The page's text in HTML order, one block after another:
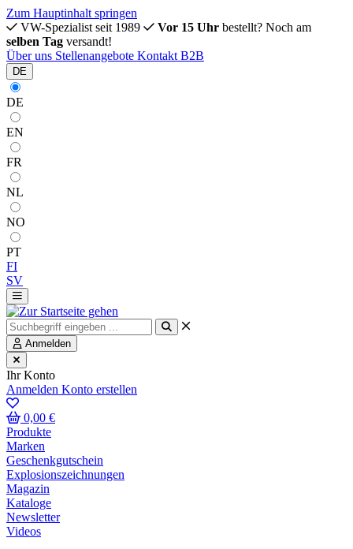
Zum Hauptinhalt springen
VW-Spezialist seit 1989
Vor 15 Uhr bestellt? Noch am
selben Tag versandt!
Über uns Stellenangebote Kontakt B2B
DE
DE
EN
FR
NL
NO
PT
FI
SV
Anmelden
Ihr Konto
Anmelden Konto erstellen
0,00 €
Produkte
Marken
Geschenkgutschein
Explosionszeichnungen
Magazin
Kataloge
Newsletter
Videos